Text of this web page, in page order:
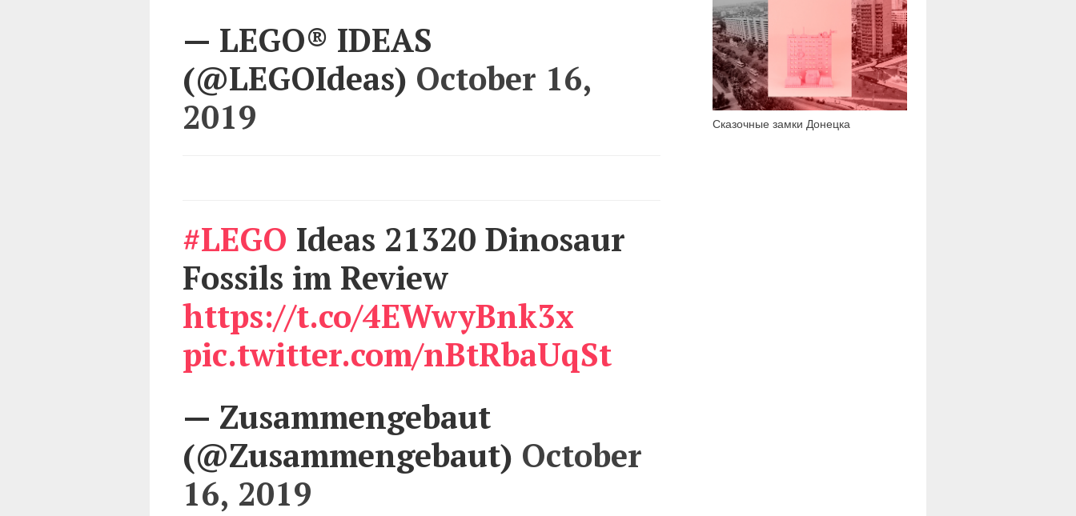
— LEGO® IDEAS
(@LEGOIdeas) October 16,
2019
#LEGO Ideas 21320 Dinosaur
Fossils im Review
https://t.co/4EWwyBnk3x
pic.twitter.com/nBtRbaUqSt
— Zusammengebaut
(@Zusammengebaut) October
16, 2019
Сказочные замки Донецка